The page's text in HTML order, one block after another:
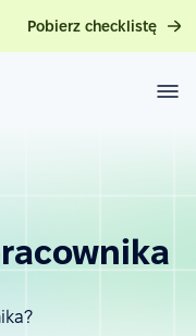
Pobierz checklistę